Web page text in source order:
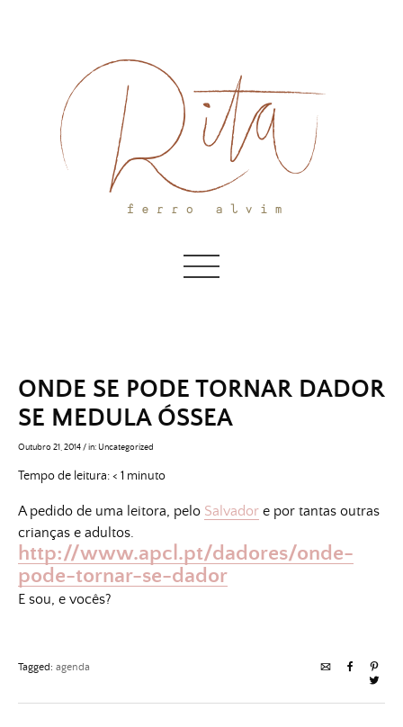
ONDE SE PODE TORNAR DADOR
SE MEDULA ÓSSEA
Outubro 21, 2014/in: Uncategorized
Tempo de leitura:< 1 minuto
A pedido de uma leitora, pelo Salvador e por tantas outras
crianças e adultos.
http://www.apcl.pt/dadores/onde-
pode-tornar-se-dador
E sou, e vocês?
Tagged: agenda